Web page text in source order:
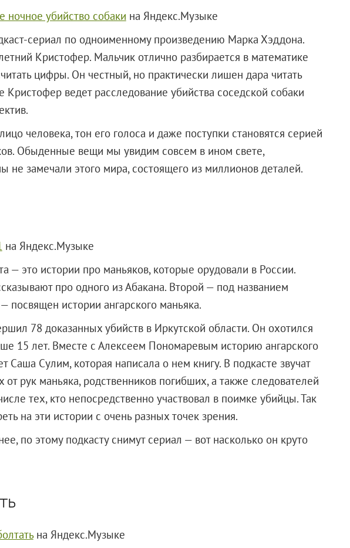
ночное убийство собаки на Яндекс.Музыке
сериал по одноименному произведению Марка Хэддона.
Кристофер. Мальчик отлично разбирается в математике
цифры. Он честный, но практически лишен дара читать
Кристофер ведет расследование убийства соседской собаки
человека, тон его голоса и даже поступки становятся серией
Обыденные вещи мы увидим совсем в ином свете,
не замечали этого мира, состоящего из миллионов деталей.
на Яндекс.Музыке
— это истории про маньяков, которые орудовали в России.
про одного из Абакана. Второй — под названием
посвящен истории ангарского маньяка.
78 доказанных убийств в Иркутской области. Он охотился
15 лет. Вместе с Алексеем Пономаревым историю ангарского
Саша Сулим, которая написала о нем книгу. В подкасте звучат
от рук маньяка, родственников погибших, а также следователей
тех, кто непосредственно участвовал в поимке убийцы. Так
на эти истории с очень разных точек зрения.
по этому подкасту снимут сериал — вот насколько он круто
на Яндекс.Музыке